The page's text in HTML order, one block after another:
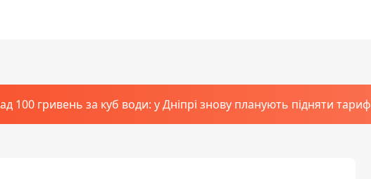
100 гривень за куб води: у Дніпрі знову планують підняти тариф